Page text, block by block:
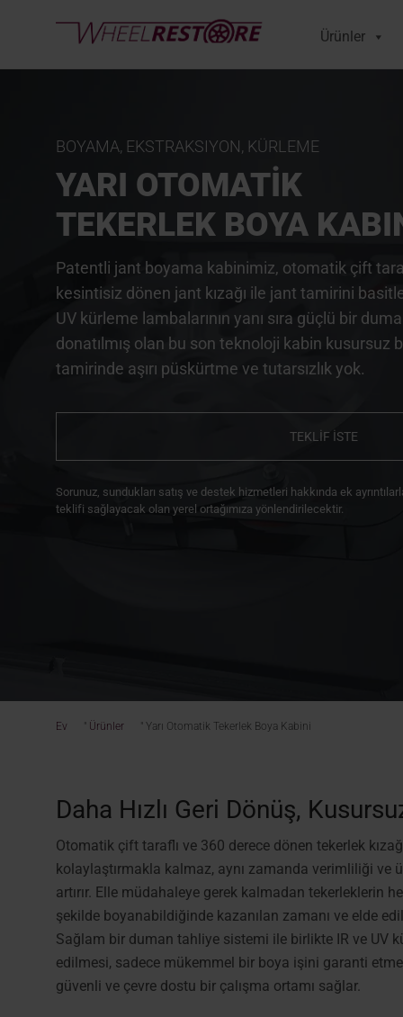
Ürünler
BOYAMA, EKSTRAKSIYON, KÜRLEME
YARI OTOMATİK
TEKERLEK BOYA
Patentli jant boyama kabinimiz, otomatik çift
kesintisiz dönen jant kızağı ile jant tamirini
UV kürleme lambalarının yanı sıra güçlü bir
donatılmış olan bu son teknoloji kabin kusursuz
tamirinde aşırı püskürtme ve tutarsızlık yok.
TEKLİF İSTE
Sorunuz, sundukları satış ve destek hizmetleri hakkında ek
teklifi sağlayacak olan yerel ortağımıza yönlendirilecektir.
Ev " Ürünler " Yarı Otomatik Tekerlek Boya Kabini
Daha Hızlı Geri Dönüş,
Otomatik çift taraflı ve 360 derece dönen tekerlek
kolaylaştırmakla kalmaz, aynı zamanda verimliliği ve
artırır. Elle müdahaleye gerek kalmadan tekerleklerin
şekilde boyanabildiğinde kazanılan zamanı ve elde
Sağlam bir duman tahliye sistemi ile birlikte IR ve UV
edilmesi, sadece mükemmel bir boya işini garanti
güvenli ve çevre dostu bir çalışma ortamı sağlar.